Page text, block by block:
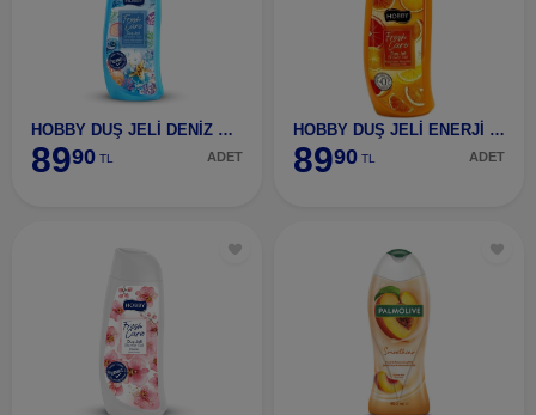
HOBBY DUŞ JELİ DENİZ MİNERAL 500 ML
8990 TL ADET
HOBBY DUŞ JELİ ENERJİ VEREN MEYVE 500ML
8990 TL ADET